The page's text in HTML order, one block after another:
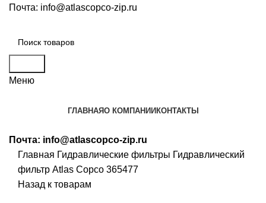
Почта: info@atlascopco-zip.ru
Меню
ГЛАВНАЯО КОМПАНИИ КОНТАКТЫ
Почта: info@atlascopco-zip.ru
Главная Гидравлические фильтры Гидравлический
фильтр Atlas Copco 365477
Назад к товарам